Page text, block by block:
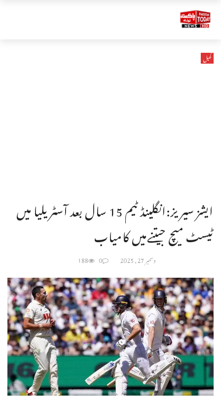
کھیل
ایشز سیریز:انگلینڈ ٹیم 15 سال بعد آسٹریلیا میں
ٹیسٹ میچ جیتنےمیں کامیاب
دسمبر 27, 2025 0
188